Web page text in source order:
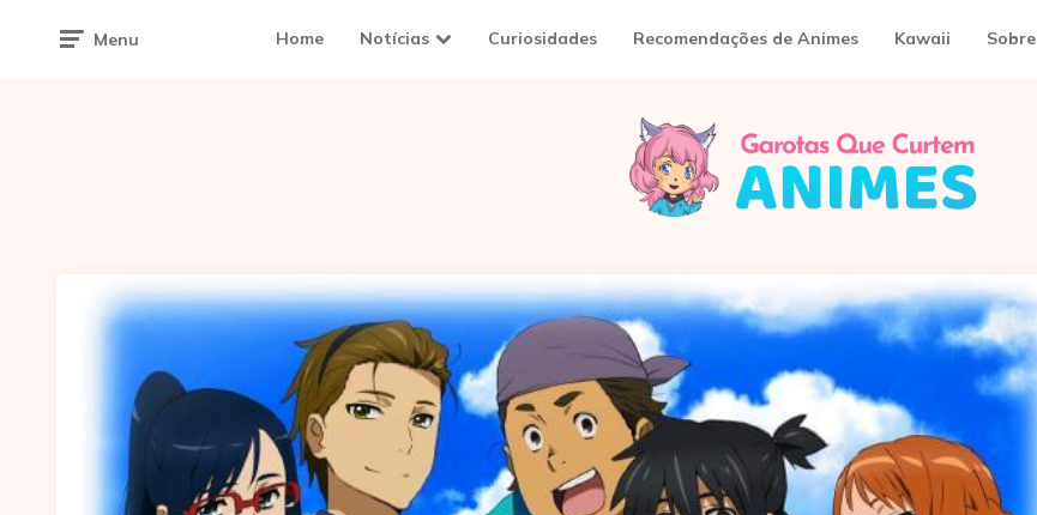
Menu Home Notícias Curiosidades Recomendações de Animes Kawaii Sobre